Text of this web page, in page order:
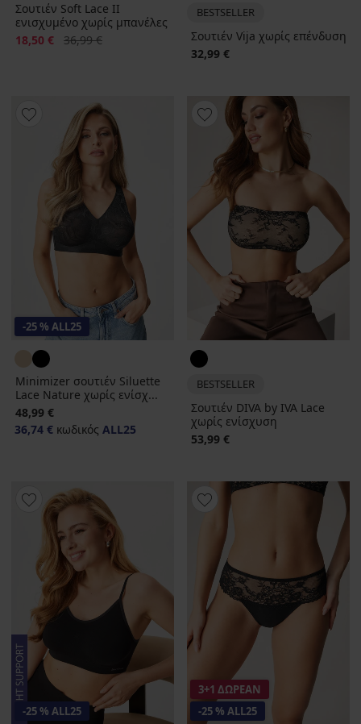
Σουτιέν Soft Lace II
ενισχυμένο χωρίς μπανέλες
Έκπτωση
18,50 € Αρχική τιμή
36,99 €
BESTSELLER
Σουτιέν Vija χωρίς επένδυση
32,99 €
-25 % ALL25
Minimizer σουτιέν Siluette
Lace Nature χωρίς ενίσχ...
48,99 €
36,74 € κωδικός ALL25
BESTSELLER
Σουτιέν DIVA by IVA Lace
χωρίς ενίσχυση
53,99 €
-25 % ALL25
3+1 ΔΩΡΕΑΝ
-25 % ALL25